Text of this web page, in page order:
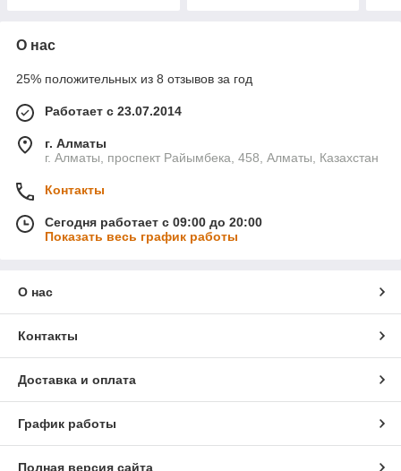
О нас
25% положительных из 8 отзывов за год
Работает с 23.07.2014
г. Алматы
г. Алматы, проспект Райымбека, 458, Алматы, Казахстан
Контакты
Сегодня работает с 09:00 до 20:00
Показать весь график работы
О нас
Контакты
Доставка и оплата
График работы
Полная версия сайта